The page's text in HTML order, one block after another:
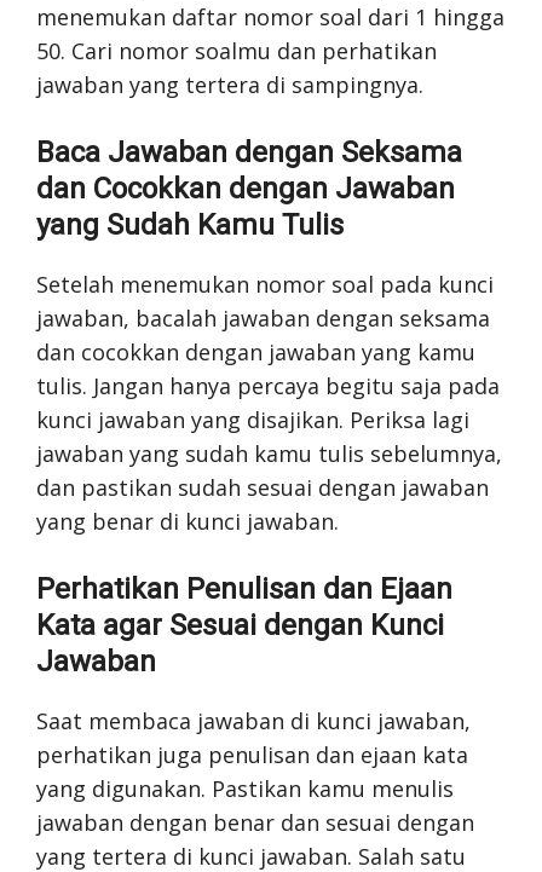
menemukan daftar nomor soal dari 1 hingga
50. Cari nomor soalmu dan perhatikan
jawaban yang tertera di sampingnya.
Baca Jawaban dengan Seksama
dan Cocokkan dengan Jawaban
yang Sudah Kamu Tulis
Setelah menemukan nomor soal pada kunci
jawaban, bacalah jawaban dengan seksama
dan cocokkan dengan jawaban yang kamu
tulis. Jangan hanya percaya begitu saja pada
kunci jawaban yang disajikan. Periksa lagi
jawaban yang sudah kamu tulis sebelumnya,
dan pastikan sudah sesuai dengan jawaban
yang benar di kunci jawaban.
Perhatikan Penulisan dan Ejaan
Kata agar Sesuai dengan Kunci
Jawaban
Saat membaca jawaban di kunci jawaban,
perhatikan juga penulisan dan ejaan kata
yang digunakan. Pastikan kamu menulis
jawaban dengan benar dan sesuai dengan
yang tertera di kunci jawaban. Salah satu